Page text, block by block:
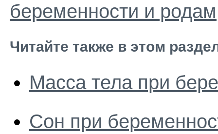
беременности и родам
Читайте также в этом
Масса тела при
Сон при